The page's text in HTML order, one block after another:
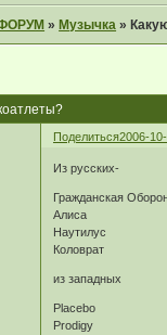
ФОРУМ » Музычка »
Поделиться2006-
Из русских-
Гражданская
Алиса
Наутилус
Коловрат
из западных
Placebo
Prodigy